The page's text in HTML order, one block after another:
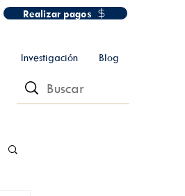
Realizar pagos
Investigación Blog